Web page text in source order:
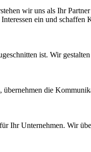
wir uns als Ihr
ein und schaffen
ist. Wir
die
Ihr Unternehmen. Wir